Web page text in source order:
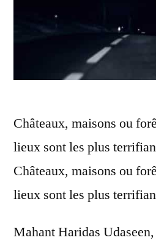
Châteaux, maisons ou
lieux sont les plus
Châteaux, maisons ou
lieux sont les plus
Mahant Haridas